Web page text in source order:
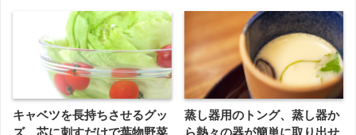
キャベツを長持ちさせるグッ
ズ、芯に刺すだけで葉物野菜
蒸し器用のトング、蒸し器か
ら熱々の器が簡単に取り出せ